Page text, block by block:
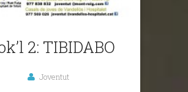
2: TIBIDABO
Joventut